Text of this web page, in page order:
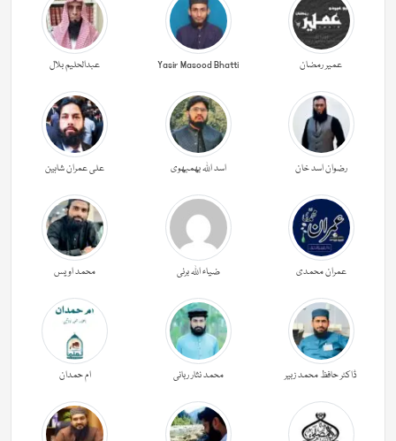
عمیر رمضان Yasir Masood Bhatti عبدالحليم بلال
رضوان اسد خان اسد اللہ بھمبھوی علی عمران شاہین
عمران محمدی ضیاء اللہ برنی محمد اویس
ڈاکٹر حافظ محمد زبیر محمد نثار ربانی ام حمدان